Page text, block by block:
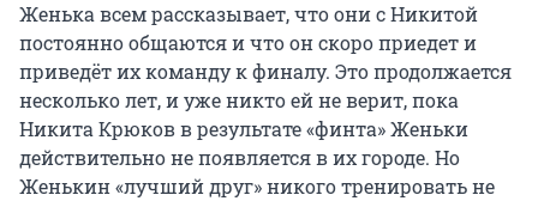
Женька всем рассказывает, что они с Никитой
постоянно общаются и что он скоро приедет и
приведёт их команду к финалу. Это продолжается
несколько лет, и уже никто ей не верит, пока
Никита Крюков в результате «финта» Женьки
действительно не появляется в их городе. Но
Женькин «лучший друг» никого тренировать не